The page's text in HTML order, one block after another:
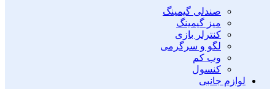
صندلی گیمینگ
میز گیمینگ
کنترلر بازی
لگو و سرگرمی
وب کم
کنسول
لوازم جانبی